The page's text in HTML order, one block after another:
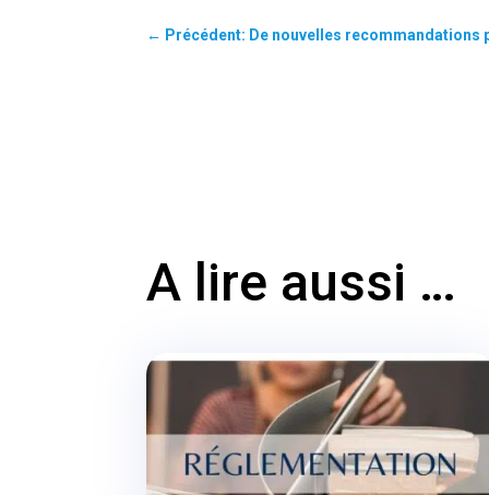
← Précédent: De nouvelles
A lire aussi …